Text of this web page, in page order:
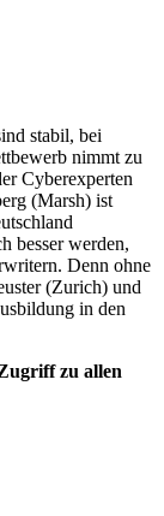
stabil, bei
nimmt zu
Cyberexperten
(Marsh) ist
besser werden,
Denn ohne
(Zurich) und
in den
zu allen